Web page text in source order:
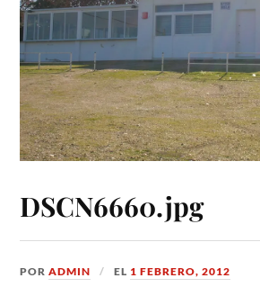
DSCN6660.jpg
PORADMIN EL 1 FEBRERO, 2012